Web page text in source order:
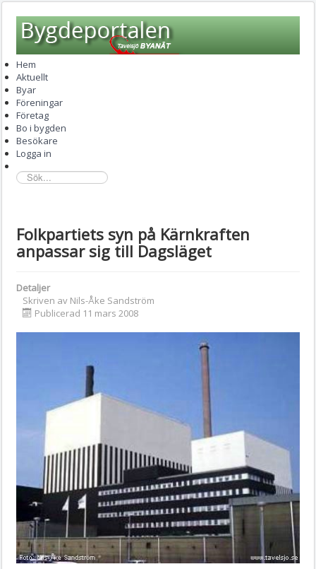
Hem
Aktuellt
Byar
Föreningar
Företag
Bo i bygden
Besökare
Logga in
sök...
Folkpartiets syn på Kärnkraften
anpassar sig till Dagsläget
Detaljer
Skriven av Nils-Åke Sandström
Publicerad 11 mars 2008